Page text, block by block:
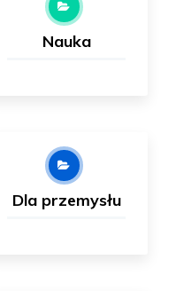
Nauka
Dla przemysłu